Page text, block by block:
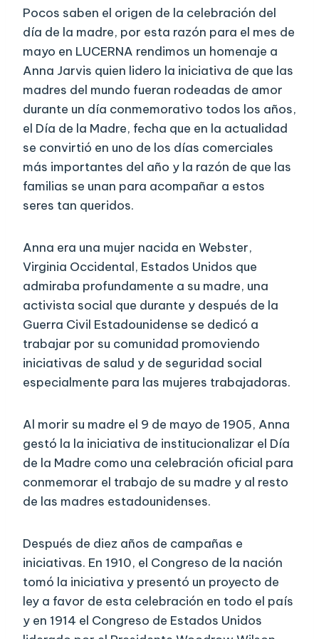
Pocos saben el origen de la celebración del
día de la madre, por esta razón para el mes de
mayo en LUCERNA rendimos un homenaje a
Anna Jarvis quien lidero la iniciativa de que las
madres del mundo fueran rodeadas de amor
durante un día conmemorativo todos los años,
el Día de la Madre, fecha que en la actualidad
se convirtió en uno de los días comerciales
más importantes del año y la razón de que las
familias se unan para acompañar a estos
seres tan queridos.
Anna era una mujer nacida en Webster,
Virginia Occidental, Estados Unidos que
admiraba profundamente a su madre, una
activista social que durante y después de la
Guerra Civil Estadounidense se dedicó a
trabajar por su comunidad promoviendo
iniciativas de salud y de seguridad social
especialmente para las mujeres trabajadoras.
Al morir su madre el 9 de mayo de 1905, Anna
gestó la la iniciativa de institucionalizar el Día
de la Madre como una celebración oficial para
conmemorar el trabajo de su madre y al resto
de las madres estadounidenses.
Después de diez años de campañas e
iniciativas. En 1910, el Congreso de la nación
tomó la iniciativa y presentó un proyecto de
ley a favor de esta celebración en todo el país
y en 1914 el Congreso de Estados Unidos